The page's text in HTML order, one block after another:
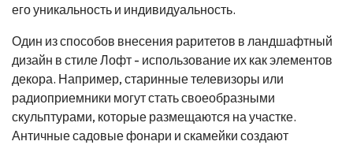
его уникальность и индивидуальность.
Один из способов внесения раритетов в ландшафтный
дизайн в стиле Лофт - использование их как элементов
декора. Например, старинные телевизоры или
радиоприемники могут стать своеобразными
скульптурами, которые размещаются на участке.
Античные садовые фонари и скамейки создают